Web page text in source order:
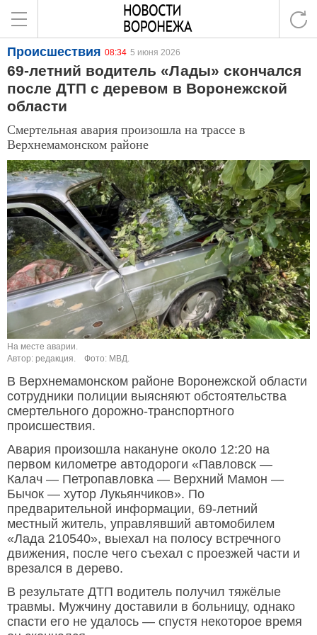
Происшествия 08:34 5 июня 2026
69-летний водитель «Лады» скончался
после ДТП с деревом в Воронежской
области
Смертельная авария произошла на трассе в
Верхнемамонском районе
На месте аварии.
Автор: редакция.
Фото: МВД.
В Верхнемамонском районе Воронежской области
сотрудники полиции выясняют обстоятельства
смертельного дорожно-транспортного
происшествия.
Авария произошла накануне около 12:20 на
первом километре автодороги «Павловск —
Калач — Петропавловка — Верхний Мамон —
Бычок — хутор Лукьянчиков». По
предварительной информации, 69-летний
местный житель, управлявший автомобилем
«Лада 210540», выехал на полосу встречного
движения, после чего съехал с проезжей части и
врезался в дерево.
В результате ДТП водитель получил тяжёлые
травмы. Мужчину доставили в больницу, однако
спасти его не удалось — спустя некоторое время